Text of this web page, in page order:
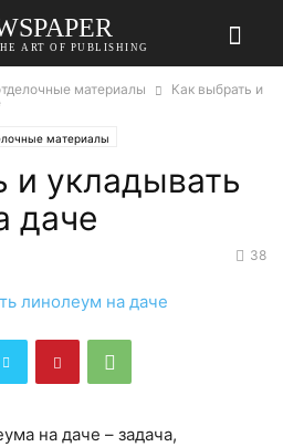
ART OF PUBLISHING
материалы
Как выбрать и
материалы
и укладывать
даче
38
на даче – задача,